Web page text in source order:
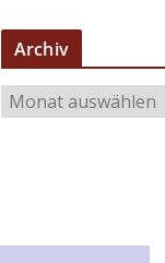
Archiv
r